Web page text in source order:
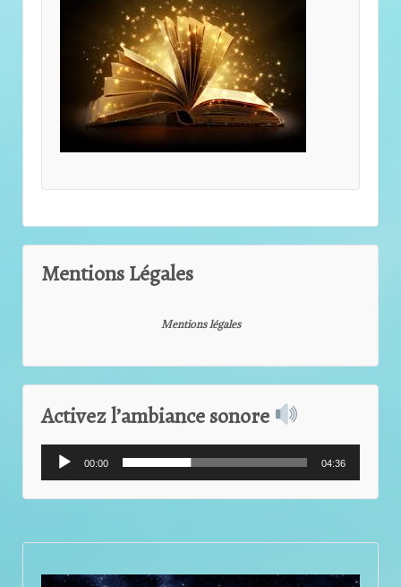
Mentions Légales
Mentions légales
Activez l’ambiance sonore
audio
00:00 04:36